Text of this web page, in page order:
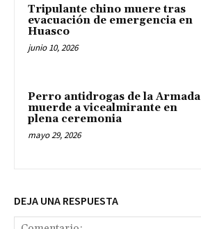
Tripulante chino muere tras
evacuación de emergencia en
Huasco
junio 10, 2026
Perro antidrogas de la Armada
muerde a vicealmirante en
plena ceremonia
mayo 29, 2026
DEJA UNA RESPUESTA